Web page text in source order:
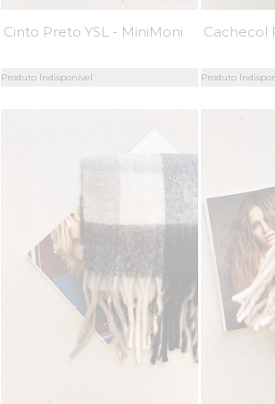
Cinto Preto YSL - MiniMoni
Produto Indisponível Produto